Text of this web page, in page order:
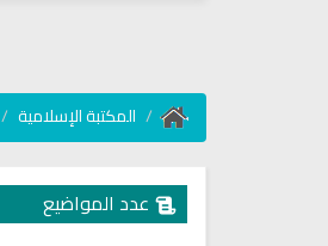
المكتبة الإسلامية
عدد المواضيع